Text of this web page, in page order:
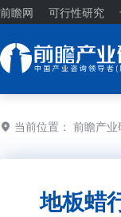
前瞻网 可行性研究
当前位置： 前瞻产
地板蜡